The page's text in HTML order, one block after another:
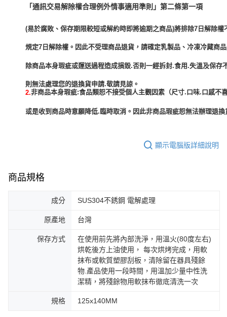
「通訊交易解除權合理例外情事適用準則」第二條第一項
(易於腐敗、保存期限較短或解約時即將逾期之商品)將排除7日解除權
規定7日解除權。因此不受理商品退貨，請確定乳製品、冷凍冷藏商
除商品本身瑕疵或運送過程造成損毀.否則一經拆封.食用.失溫及保存
2.非商品本身瑕疵:食品類恕不接受個人主觀因素（尺寸.口味.口感不
或是收到商品時意願降低.臨時取消。因此非商品瑕疵恕無法辦理退
顯示電腦版詳細說明
商品規格
成分 SUS304不銹鋼 電解處理
原產地 台灣
保存方式
在使用前先將內部洗淨，用溫火(80度左右)
烘乾後方上油使用， 每次烘烤完成，用軟
抹布或軟質塑膠刮板，清除留在器具殘餘
物.產品使用一段時間，用溫加少量中性洗
潔精，將殘餘物用軟抹布徹底清洗一次
規格 125x140MM